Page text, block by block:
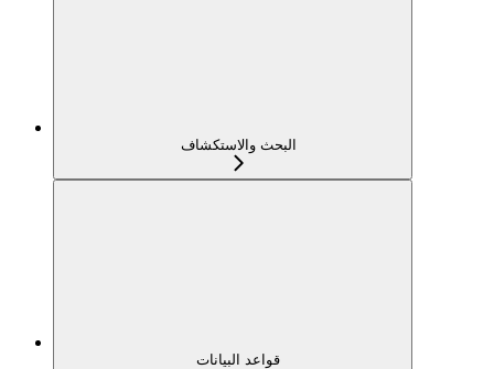
البحث والاستكشاف
قواعد البيانات